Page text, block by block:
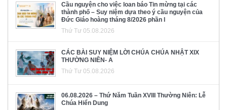
Cầu nguyện cho việc loan báo Tin mừng tại các
thành phố – Suy niệm dựa theo ý cầu nguyện của
Đức Giáo hoàng tháng 8/2026 phần I
Thứ Tư 05.08.2026
CÁC BÀI SUY NIỆM LỜI CHÚA CHÚA NHẬT XIX
THƯỜNG NIÊN- A
Thứ Tư 05.08.2026
06.08.2026 – Thứ Năm Tuần XVIII Thường Niên: Lễ
Chúa Hiển Dung